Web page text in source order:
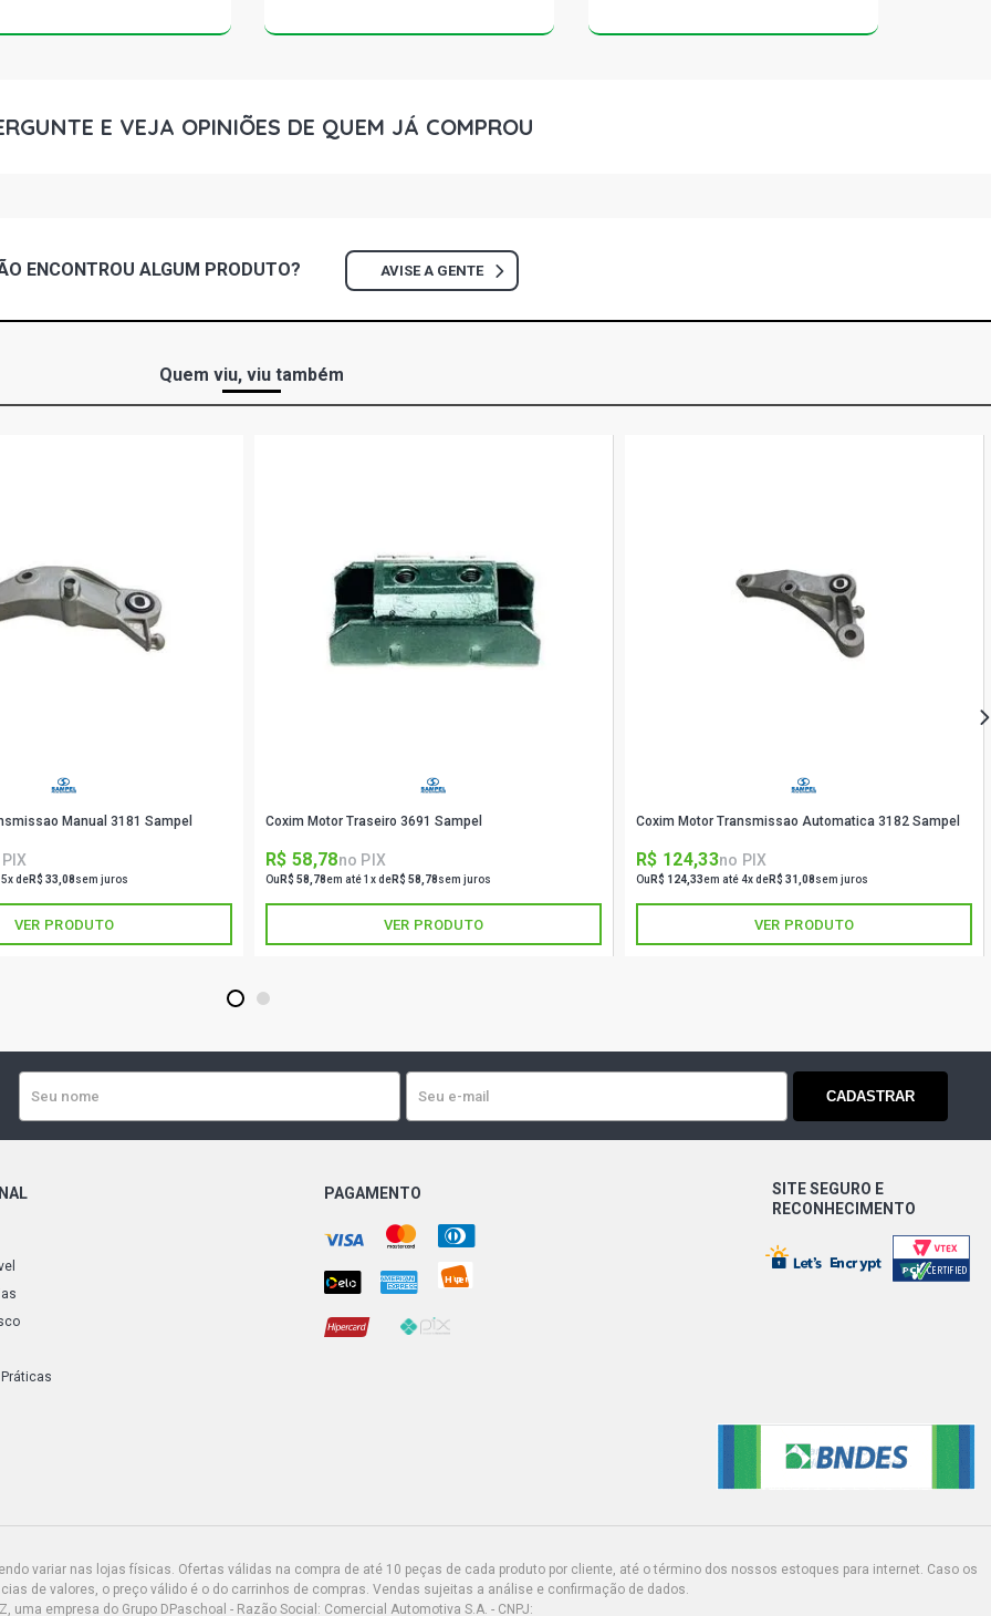
KA ACTION HATCH 1.6 8V ZETEC ROCAM
KA TECNO HATCH 1.6 8V ZETEC ROCAM FLEX
KA IMAGE HATCH 1.0 8V ENDURA GASOLINA
(1997 - 2002)
E VEJA OPINIÕES DE QUEM JÁ COMPROU
ENCONTROU ALGUM PRODUTO? AVISE A GENTE
Quem viu, viu também
Manual 3181 Sampel
deR$ 33,08sem juros
VER PRODUTO
Coxim Motor Traseiro 3691 Sampel
R$ 58,78no PIX
Ou R$ 58,78em até 1x deR$ 58,78sem juros
VER PRODUTO
Coxim Motor Transmissao Automatica 3182 Sampel
R$ 124,33no PIX
Ou R$ 124,33em até 4x deR$ 31,08sem juros
VER PRODUTO
1 2
CADASTRAR
PAGAMENTO
SITE SEGURO E
RECONHECIMENTO
variar nas lojas físicas. Ofertas válidas na compra de até 10 peças de cada produto por cliente, até o término dos nossos estoques para internet. Caso os
de valores, o preço válido é o do carrinhos de compras. Vendas sujeitas a análise e confirmação de dados.
uma empresa do Grupo DPaschoal - Razão Social: Comercial Automotiva S.A. - CNPJ: